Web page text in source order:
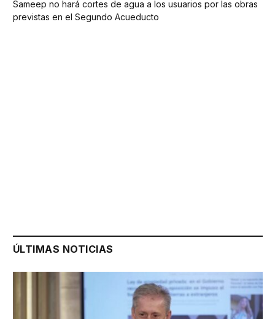
Sameep no hará cortes de agua a los usuarios por las obras
previstas en el Segundo Acueducto
ÚLTIMAS NOTICIAS